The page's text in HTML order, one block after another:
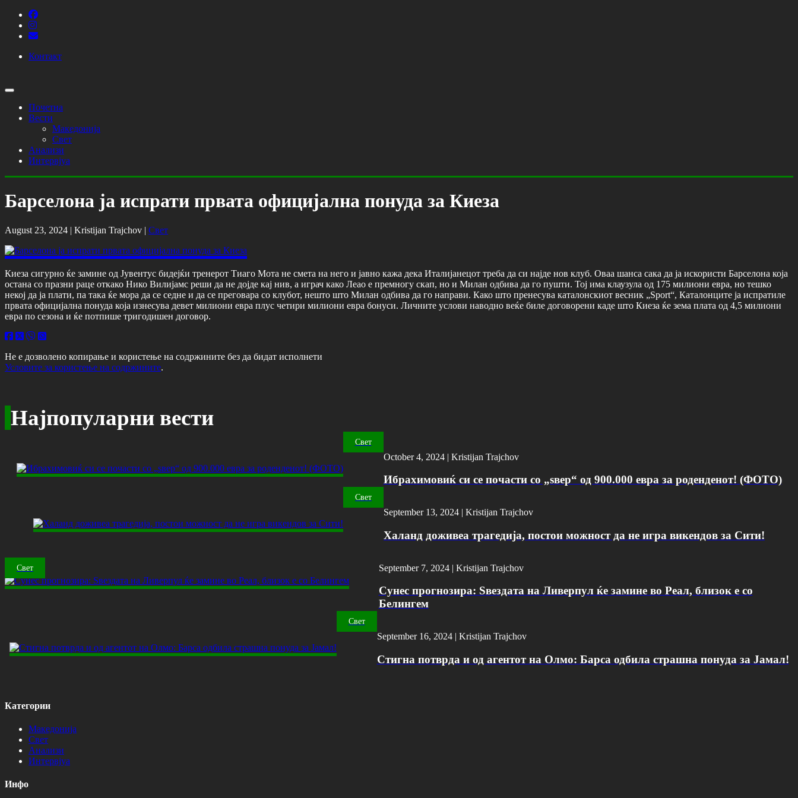
Контакт
Почетна
Вести
Македонија
Свет
Анализи
Интервјуа
Барселона ја испрати првата официјална понуда за Киеза
August 23, 2024 | Kristijan Trajchov | Свет
Киеза сигурно ќе замине од Јувентус бидејќи тренерот Тиаго Мота не смета на него и јавно кажа дека Италијанецот треба да си најде нов клуб. Оваа шанса сака да ја искористи Барселона која
остана со празни раце откако Нико Вилијамс реши да не дојде кај нив, а играч како Леао е премногу скап, но и Милан одбива да го пушти. Тој има клаузула од 175 милиони евра, но тешко
некој да ја плати, па така ќе мора да се седне и да се преговара со клубот, нешто што Милан одбива да го направи. Како што пренесува каталонскиот весник „Sport“, Каталонците ја испратиле
првата официјална понуда која изнесува девет милиони евра плус четири милиони евра бонуси. Личните услови наводно веќе биле договорени каде што Киеза ќе зема плата од 4,5 милиони
евра по сезона и ќе потпише тригодишен договор.
Не е дозволено копирање и користење на содржините без да бидат исполнети
Условите за користење на содржините.
Најпопуларни вести
Свет
October 4, 2024 | Kristijan Trajchov
Ибрахимовиќ си се почасти со „ѕвер“ од 900.000 евра за роденденот! (ФОТО)
Свет
September 13, 2024 | Kristijan Trajchov
Халанд доживеа трагедија, постои можност да не игра викендов за Сити!
Свет September 7, 2024 | Kristijan Trajchov
Сунес прогнозира: Ѕвездата на Ливерпул ќе замине во Реал, близок е со
Белингем
Свет
September 16, 2024 | Kristijan Trajchov
Стигна потврда и од агентот на Олмо: Барса одбила страшна понуда за Јамал!
Категории
Македонија
Свет
Анализи
Интервјуа
Инфо